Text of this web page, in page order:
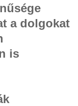
a dolgokat
is